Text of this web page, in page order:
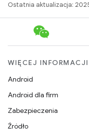
Ostatnia aktualizacja:
WIĘCEJ
Android
Android dla firm
Zabezpieczenia
Źródło